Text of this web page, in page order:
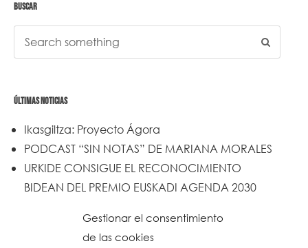
Gestionar el consentimiento
de las cookies
BUSCAR
ÚLTIMAS NOTICIAS
Ikasgiltza: Proyecto Ágora
PODCAST “SIN NOTAS” DE MARIANA MORALES
URKIDE CONSIGUE EL RECONOCIMIENTO
BIDEAN DEL PREMIO EUSKADI AGENDA 2030
Urkide en Cadena SER